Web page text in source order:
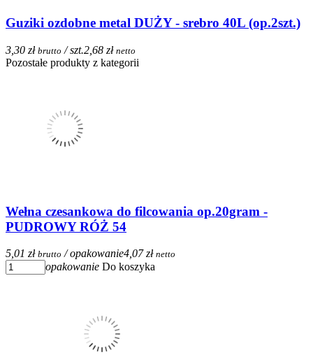
Guziki ozdobne metal DUŻY - srebro 40L (op.2szt.)
3,30 zł brutto / szt.2,68 zł netto
Pozostałe produkty z kategorii
Wełna czesankowa do filcowania op.20gram -
PUDROWY RÓŻ 54
5,01 zł brutto / opakowanie4,07 zł netto
opakowanie Do koszyka